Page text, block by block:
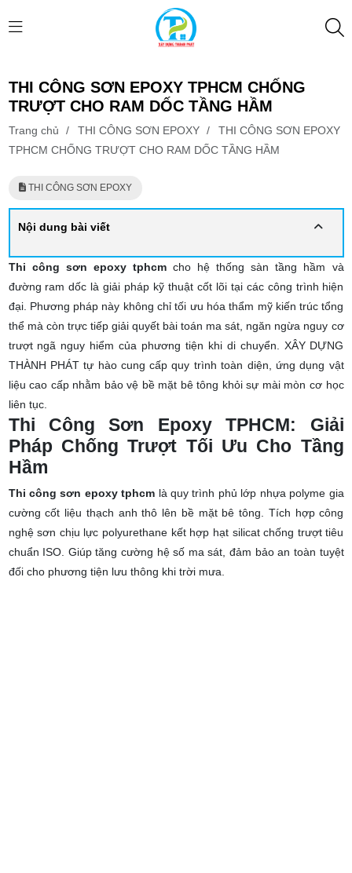
THI CÔNG SƠN EPOXY TPHCM CHỐNG
TRƯỢT CHO RAM DỐC TẦNG HẦM
Trang chủ / THI CÔNG SƠN EPOXY /
THI CÔNG SƠN EPOXY
TPHCM CHỐNG TRƯỢT CHO RAM DỐC TẦNG HẦM
THI CÔNG SƠN EPOXY
Nội dung bài viết
Thi công sơn epoxy tphcmcho hệ thống sàn tầng hầm và
đường ram dốc là giải pháp kỹ thuật cốt lõi tại các công trình hiện
đại. Phương pháp này không chỉ tối ưu hóa thẩm mỹ kiến trúc tổng
thể mà còn trực tiếp giải quyết bài toán ma sát, ngăn ngừa nguy cơ
trượt ngã nguy hiểm của phương tiện khi di chuyển. XÂY DỰNG
THÀNH PHÁT tự hào cung cấp quy trình toàn diện, ứng dụng vật
liệu cao cấp nhằm bảo vệ bề mặt bê tông khỏi sự mài mòn cơ học
liên tục.
Thi Công Sơn Epoxy TPHCM: Giải
Pháp Chống Trượt Tối Ưu Cho Tầng
Hầm
Thi công sơn epoxy tphcm là quy trình phủ lớp nhựa polyme gia
cường cốt liệu thạch anh thô lên bề mặt bê tông. Tích hợp công
nghệ sơn chịu lực polyurethane kết hợp hạt silicat chống trượt tiêu
chuẩn ISO. Giúp tăng cường hệ số ma sát, đảm bảo an toàn tuyệt
đối cho phương tiện lưu thông khi trời mưa.